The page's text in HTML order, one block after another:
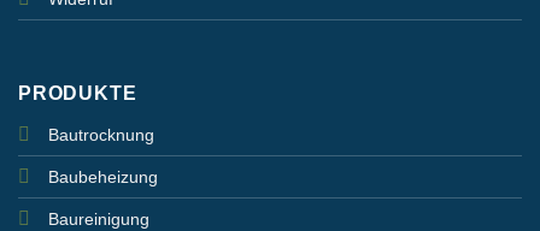
PRODUKTE
Bautrocknung
Baubeheizung
Baureinigung